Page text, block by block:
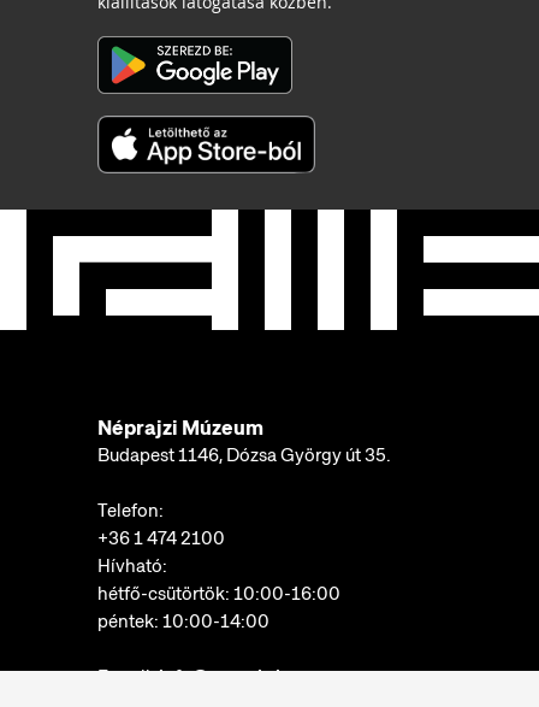
Néprajzi Múzeum
Budapest 1146, Dózsa György út 35.
Telefon:
+36 1 474 2100
Hívható:
hétfő-csütörtök: 10:00-16:00
péntek: 10:00-14:00
E-mail:info@neprajz.hu